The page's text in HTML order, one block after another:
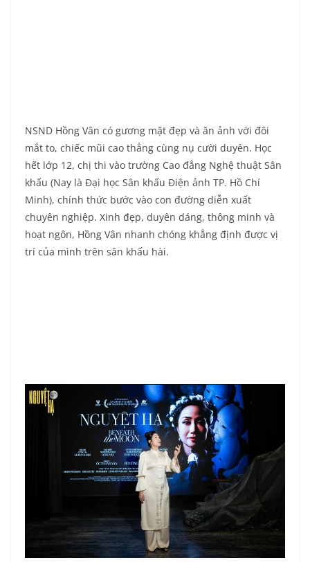
NSND Hồng Vân có gương mặt đẹp và ăn ảnh với đôi
mắt to, chiếc mũi cao thẳng cùng nụ cười duyên. Học
hết lớp 12, chị thi vào trường Cao đẳng Nghệ thuật Sân
khấu (Nay là Đại học Sân khấu Điện ảnh TP. Hồ Chí
Minh), chính thức bước vào con đường diễn xuất
chuyên nghiệp. Xinh đẹp, duyên dáng, thông minh và
hoạt ngôn, Hồng Vân nhanh chóng khẳng định được vị
trí của mình trên sân khấu hài.